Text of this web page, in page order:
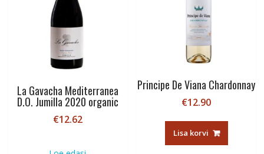
La Gavacha Mediterranea
D.O. Jumilla 2020 organic
€12.62
Principe De Viana Chardonnay
€12.90
Lisa korvi